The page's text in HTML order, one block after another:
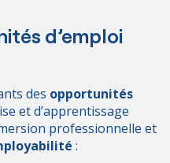
d’emploi
des opportunités
et d’apprentissage
professionnelle et
: